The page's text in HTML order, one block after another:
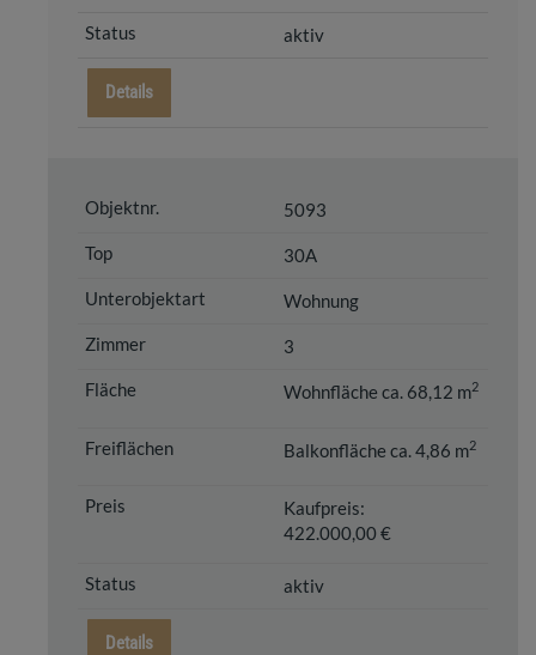
aktiv
Details
5093
30A
Wohnung
3
Wohnfläche ca. 68,12 m2
Balkonfläche ca. 4,86 m2
Kaufpreis:
422.000,00 €
aktiv
Details